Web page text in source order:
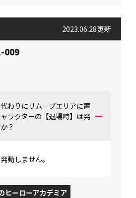
2023.06.28更新
009
わりにリムーブエリアに置
ラクターの【退場時】は発
？
動しません。
ヒーローアカデミア